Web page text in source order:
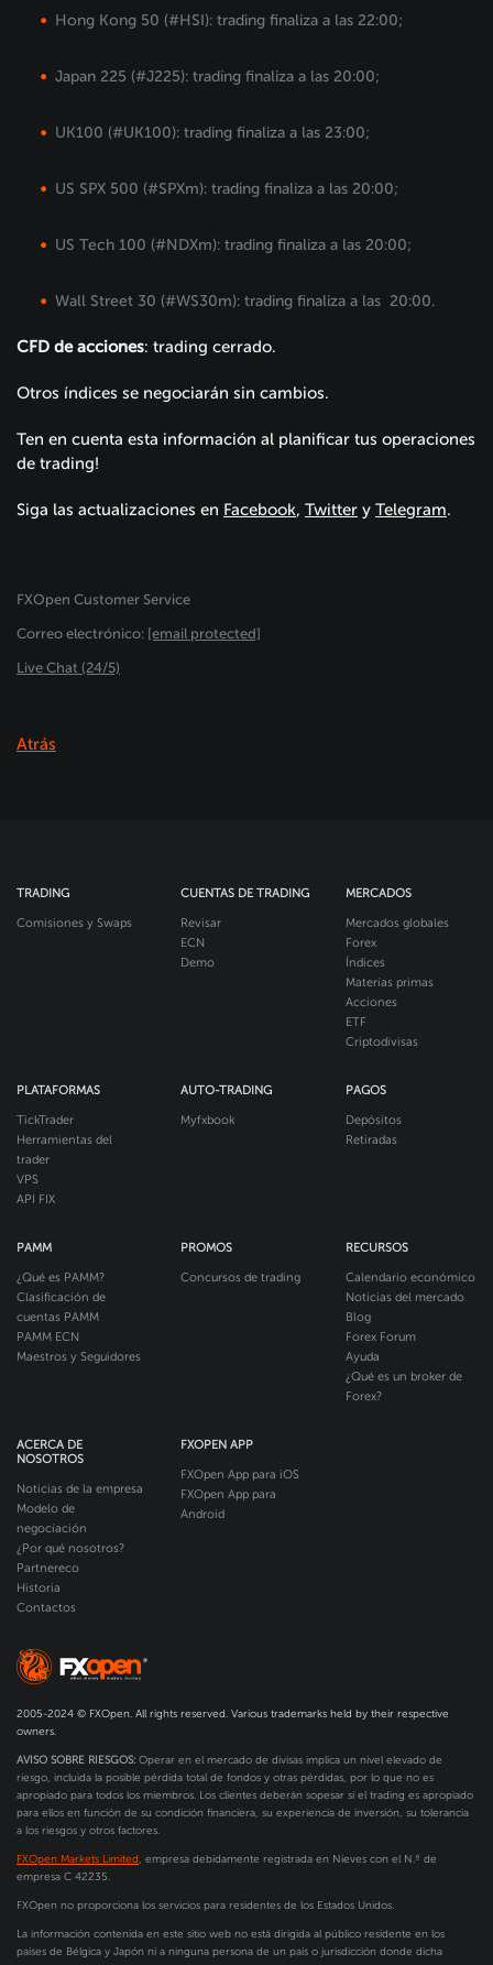
Hong Kong 50 (#HSI): trading finaliza a las 22:00;
Japan 225 (#J225): trading finaliza a las 20:00;
UK100 (#UK100): trading finaliza a las 23:00;
US SPX 500 (#SPXm): trading finaliza a las 20:00;
US Tech 100 (#NDXm): trading finaliza a las 20:00;
Wall Street 30 (#WS30m): trading finaliza a las 20:00.
CFD deacciones: trading cerrado.
Otros índices se negociarán sin cambios.
Ten en cuenta esta información al planificar tus operaciones
de trading!
Siga las actualizaciones en Facebook, Twitter y Telegram.
FXOpen Customer Service
Сorreo electrónico: [email protected]
Live Chat (24/5)
Atrás
TRADING
Comisiones y Swaps
CUENTAS DE TRADING
Revisar
ECN
Demo
MERCADOS
Mercados globales
Forex
Índices
Materias primas
Acciones
ETF
Criptodivisas
PLATAFORMAS
TickTrader
Herramientas del
trader
VPS
API FIX
AUTO-TRADING
Myfxbook
PAGOS
Depósitos
Retiradas
PAMM
¿Qué es PAMM?
Clasificación de
cuentas PAMM
PAMM ECN
Maestros y Seguidores
PROMOS
Concursos de trading
RECURSOS
Calendario económico
Noticias del mercado
Blog
Forex Forum
Ayuda
¿Qué es un broker de
Forex?
ACERCA DE
NOSOTROS
Noticias de la empresa
Modelo de
negociación
¿Por qué nosotros?
Partnereco
Historia
Contactos
FXOPEN APP
FXOpen App para iOS
FXOpen App para
Android
2005-2024 © FXOpen. All rights reserved. Various trademarks held by their respective
owners.
AVISO SOBRE RIESGOS: Operar en el mercado de divisas implica un nivel elevado de
riesgo, incluida la posible pérdida total de fondos y otras pérdidas, por lo que no es
apropiado para todos los miembros. Los clientes deberán sopesar si el trading es apropiado
para ellos en función de su condición financiera, su experiencia de inversión, su tolerancia
a los riesgos y otros factores.
FXOpen Markets Limited, empresa debidamente registrada en Nieves con el N.º de
empresa C 42235.
FXOpen no proporciona los servicios para residentes de los Estados Unidos.
La información contenida en este sitio web no está dirigida al público residente en los
países de Bélgica y Japón ni a ninguna persona de un país o jurisdicción donde dicha